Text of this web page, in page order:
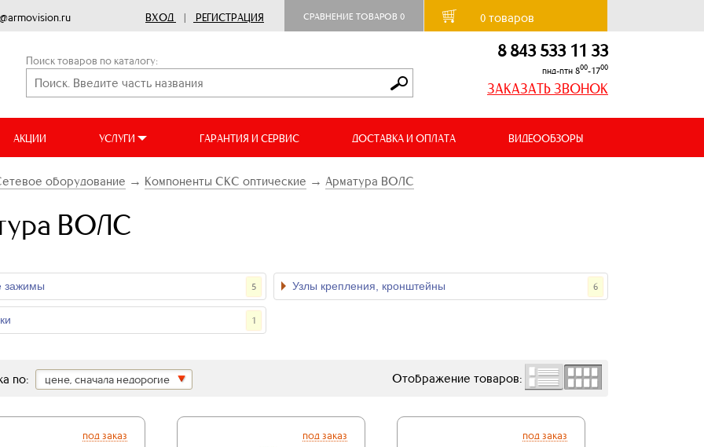
ВХОД | РЕГИСТРАЦИЯ СРАВНЕНИЕ ТОВАРОВ 0 0товаров
Поиск товаров по каталогу: 8 843 533 11 33
пнд-птн 800-1700
ЗАКАЗАТЬ ЗВОНОК
АКЦИИ УСЛУГИ ГАРАНТИЯ И СЕРВИС ДОСТАВКА И ОПЛАТА ВИДЕООБЗОРЫ
оборудование → Компоненты СКС оптические → Арматура ВОЛС
ВОЛС
5
зажимы 6
Узлы крепления, кронштейны
1
Отображение товаров:
по: цене, сначала недорогие
под заказ под заказ под заказ